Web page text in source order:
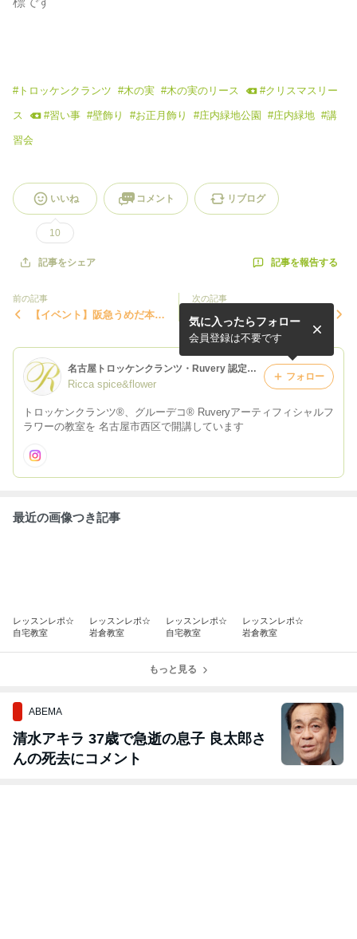
#トロッケンクランツ #木の実 #木の実のリース #クリスマスリー
ス #習い事 #壁飾り #お正月飾り #庄内緑地公園 #庄内緑地 #講
習会
いいね
10
コメント リブログ
記事をシェア 記事を報告する
前の記事
【イベント】阪急うめだ本店
次の記事
【募集中】栄三越ワンデーレ
ッスン☆『木の実のクーゲ
ル』
名古屋トロッケンクランツ・Ruvery 認定教室 Ricca spice&flower* リッカスパイスフラワー
Ricca spice&flower
トロッケンクランツ®、グルーデコ® Ruveryアーティフィシャルフ
ラワーの教室を 名古屋市西区で開講しています
気に入ったらフォロー
会員登録は不要です
フォロー
最近の画像つき記事
レッスンレポ☆
自宅教室
レッスンレポ☆
岩倉教室
レッスンレポ☆
自宅教室
レッスンレポ☆
岩倉教室
もっと見る
ABEMA
清水アキラ 37歳で急逝の息子 良太郎さ
んの死去にコメント